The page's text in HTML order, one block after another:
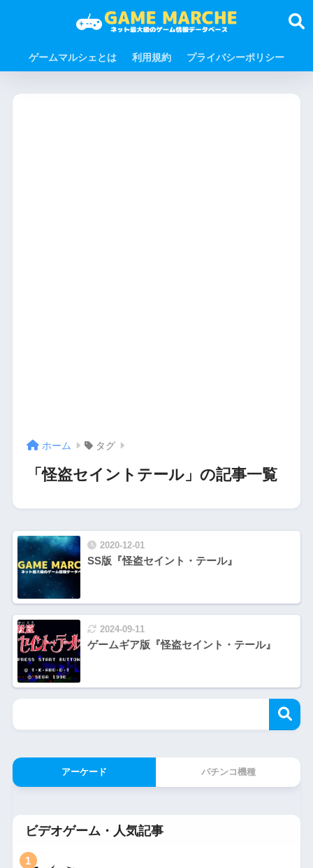
ゲームマルシェとは 利用規約 プライバシーポリシー
ホーム タグ
「怪盗セイントテール」の記事一覧
2020-12-01
SS版『怪盗セイント・テール』
2024-09-11
ゲームギア版『怪盗セイント・テール』
アーケード パチンコ機種
ビデオゲーム・人気記事
1